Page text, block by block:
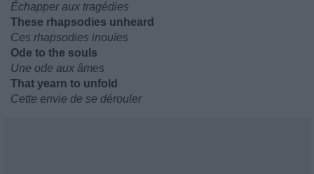
Échapper aux tragédies
These rhapsodies unheard
Ces rhapsodies inouïes
Ode to the souls
Une ode aux âmes
That yearn to unfold
Cette envie de se dérouler